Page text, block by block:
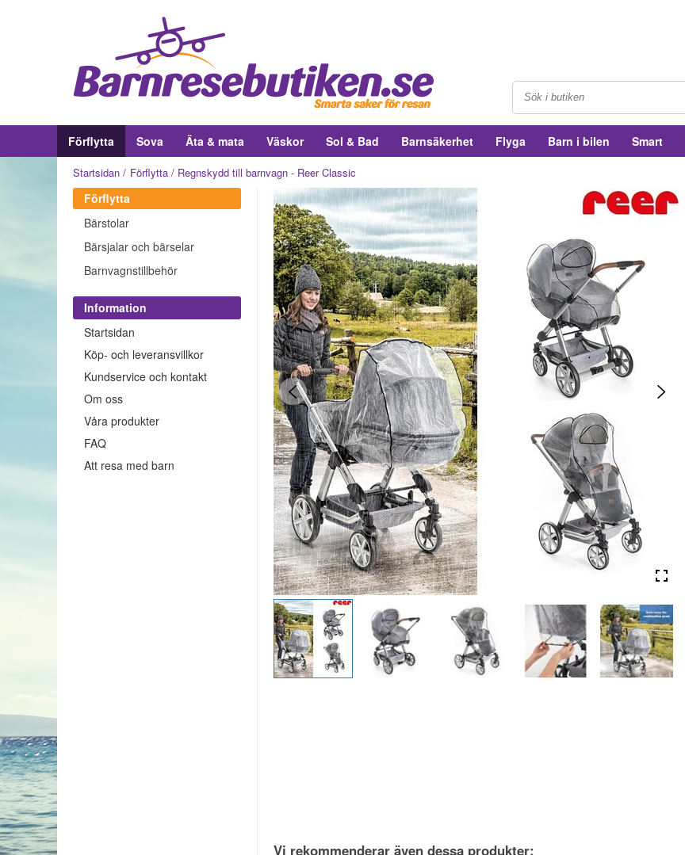
Förflytta Sova Äta & mata Väskor Sol & Bad Barnsäkerhet Flyga Barn i bilen Smart
Startsidan Förflytta Regnskydd till barnvagn - Reer Classic
Förflytta
Bärstolar
Bärsjalar och bärselar
Barnvagnstillbehör
Information
Startsidan
Köp- och leveransvillkor
Kundservice och kontakt
Om oss
Våra produkter
FAQ
Att resa med barn
Vi rekommenderar även dessa produkter: